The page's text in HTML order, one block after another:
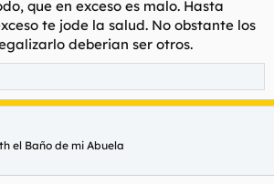
que en exceso es malo. Hasta
te jode la salud. No obstante los
deberian ser otros.
el Baño de mi Abuela